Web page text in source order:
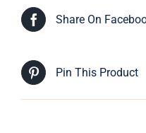
Share On
Pin This Product